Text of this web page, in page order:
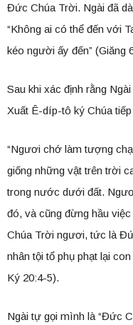
Đức Chúa Trời. Ngài đã
“Không ai có thể đến với
kéo người ấy đến” (Giăng
Sau khi xác định rằng
Xuất Ê-díp-tô ký Chúa
“Ngươi chớ làm tượng
giống những vật trên trời
trong nước dưới đất.
đó, và cũng đừng hầu
Chúa Trời ngươi, tức là
nhân tội tổ phụ phạt lại
Ký 20:4-5).
Ngài tự gọi mình là “Đức